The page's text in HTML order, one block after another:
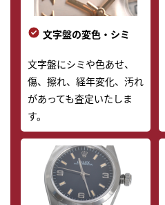
文字盤の変色・シミ
文字盤にシミや色あせ、
傷、擦れ、経年変化、汚れ
があっても査定いたしま
す。